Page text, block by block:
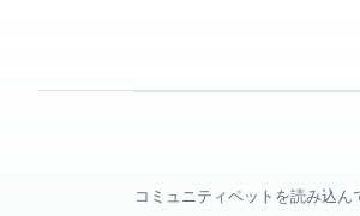
コミュニティペットを読み込ん